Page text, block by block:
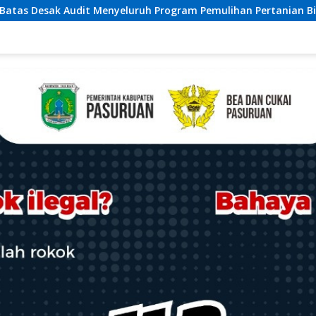
Pemulihan Pertanian Bireuen, Pertanyakan Efektivitas